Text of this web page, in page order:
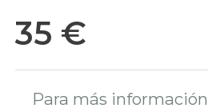
35 €
Para más